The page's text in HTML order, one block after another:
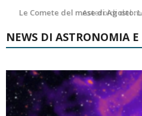
Asteroidi del
NEWS DI ASTRONOMIA E